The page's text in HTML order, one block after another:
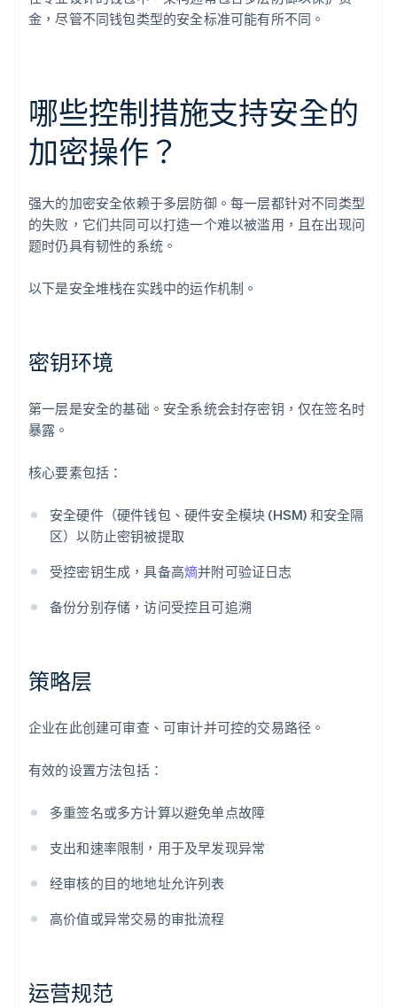
金，尽管不同钱包类型的安全标准可能有所不同。
哪些控制措施支持安全的
加密操作？
强大的加密安全依赖于多层防御。每一层都针对不同类型
的失败，它们共同可以打造一个难以被滥用，且在出现问
题时仍具有韧性的系统。
以下是安全堆栈在实践中的运作机制。
密钥环境
第一层是安全的基础。安全系统会封存密钥，仅在签名时
暴露。
核心要素包括：
安全硬件（硬件钱包、硬件安全模块 (HSM) 和安全隔
区）以防止密钥被提取
受控密钥生成，具备高熵并附可验证日志
备份分别存储，访问受控且可追溯
策略层
企业在此创建可审查、可审计并可控的交易路径。
有效的设置方法包括：
多重签名或多方计算以避免单点故障
支出和速率限制，用于及早发现异常
经审核的目的地地址允许列表
高价值或异常交易的审批流程
运营规范